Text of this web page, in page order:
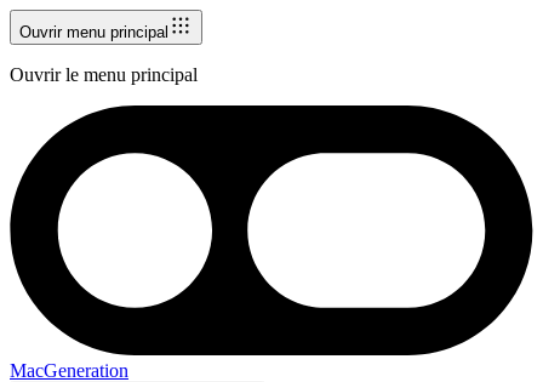
Ouvrir menu principal
Ouvrir le menu principal
MacGeneration